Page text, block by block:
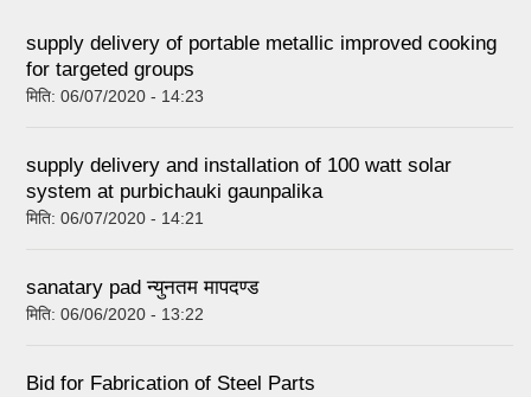
supply delivery of portable metallic improved cooking
for targeted groups
मिति: 06/07/2020 - 14:23
supply delivery and installation of 100 watt solar
system at purbichauki gaunpalika
मिति: 06/07/2020 - 14:21
sanatary pad न्युनतम मापदण्ड
मिति: 06/06/2020 - 13:22
Bid for Fabrication of Steel Parts